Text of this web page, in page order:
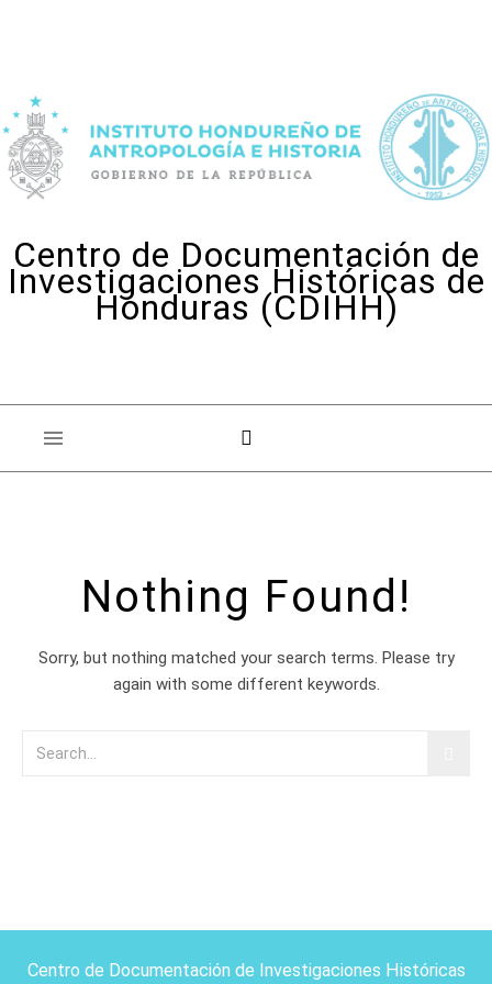
Centro de Documentación de
Investigaciones Históricas de
Honduras (CDIHH)
Nothing Found!
Sorry, but nothing matched your search terms. Please try
again with some different keywords.
Centro de Documentación de Investigaciones Históricas